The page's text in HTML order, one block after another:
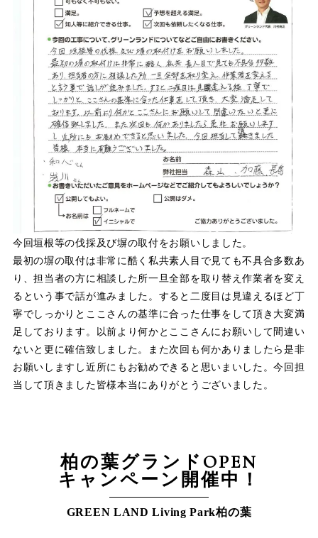
採用情報
今回垣根等の伐採及び塀の取付をお願いしました。
最初の塀の取付は非常に酷く私共素人目で見ても不具合多数あ
り、担当者の方に相談した所一旦全部を取り替え作業者を変え
るという事で話が進みました。すると二度目は見違えるほど丁
寧でしっかりとここさんの基準に合った仕事をして頂き大変満
足しております。以前より何かとここさんにお願いして間違い
ないと更に確信致しました。また次回も何かありましたら是非
お願いしますし近所にもお勧めできると思いまいした。今回担
当して頂きました皆様本当にありがとうございました。
柏の葉グランドOPEN
キャンペーン開催中！
GREEN LAND Living Park柏の葉